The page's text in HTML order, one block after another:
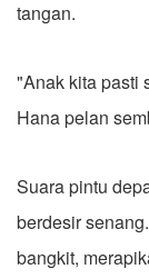
tangan.
"Anak kita pasti
Hana pelan
Suara pintu
berdesir
bangkit,